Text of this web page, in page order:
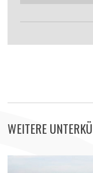
WEITERE